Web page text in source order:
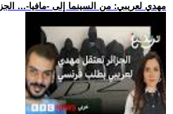
.. مهدي لعريبي: من السينما إلى -مافيا-...